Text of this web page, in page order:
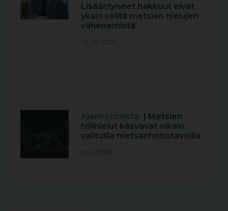
Lisääntyneet hakkuut eivät
yksin selitä metsien nielujen
vähenemistä
26.09.2022
Ajankohtaista | Metsien
hiilinielut kasvavat oikein
valituilla metsänhoitotavoilla
11.04.2019